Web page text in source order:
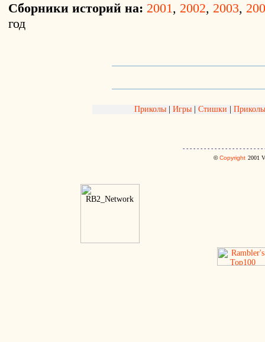
Сборники историй на: 2001, 2002, 2003,
год
Приколы Игры Стишки
- - - - - - - - - - - - - - - - - - - - - -
©Copyright 2001